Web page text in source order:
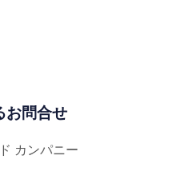
お問合せ
カンパニー